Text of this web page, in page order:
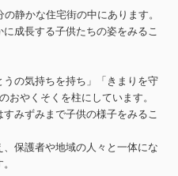
静かな住宅街の中にあります。
成長する子供たちの姿をみるこ
の気持ちを持ち」「きまりを守
おやくそくを柱にしています。
みずみまで子供の様子をみるこ
保護者や地域の人々と一体にな